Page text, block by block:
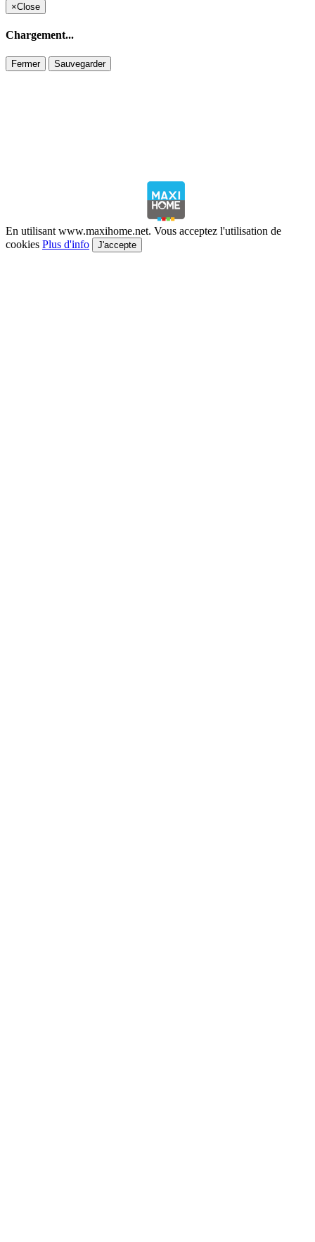
×Close
Chargement...
Fermer Sauvegarder
En utilisant www.maxihome.net. Vous acceptez l'utilisation de
cookies Plus d'info J'accepte